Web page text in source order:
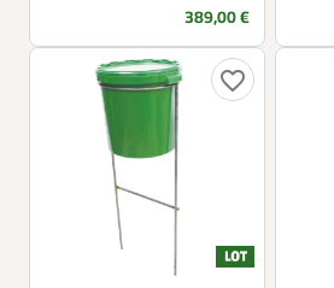
Prix
389,00 €
favorite_border